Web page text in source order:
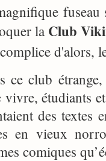
la Club
d'alors,
ce club
vivre, étudiants
des textes
en vieux
comiques